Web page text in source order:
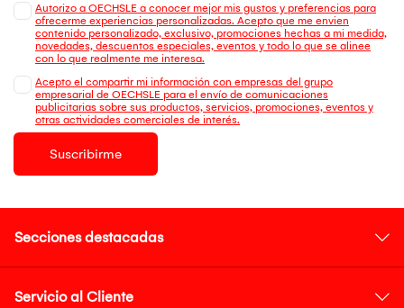
Autorizo a OECHSLE a conocer mejor mis gustos y preferencias para
ofrecerme experiencias personalizadas. Acepto que me envien
contenido personalizado, exclusivo, promociones hechas a mi medida,
novedades, descuentos especiales, eventos y todo lo que se alinee
con lo que realmente me interesa.
Acepto el compartir mi información con empresas del grupo
empresarial de OECHSLE para el envío de comunicaciones
publicitarias sobre sus productos, servicios, promociones, eventos y
otras actividades comerciales de interés.
Suscribirme
Secciones destacadas
Servicio al Cliente